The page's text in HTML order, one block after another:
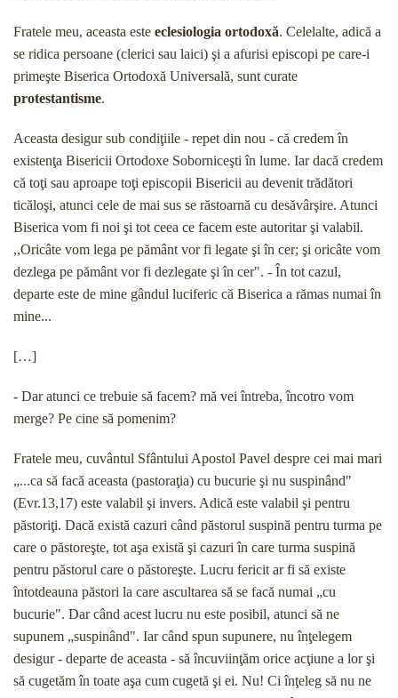
Fratele meu, aceasta este eclesiologia ortodoxă. Celelalte, adică a
se ridica persoane (clerici sau laici) şi a afurisi episcopi pe care-i
primeşte Biserica Orto­doxă Universală, sunt curate
protestantisme.
Aceasta desigur sub condiţiile - repet din nou - că credem în
existenţa Bisericii Ortodoxe Soborniceşti în lume. Iar dacă credem
că toţi sau aproape toţi epis­copii Bisericii au devenit trădători
ticăloşi, atunci cele de mai sus se răstoarnă cu desăvârşire. Atunci
Biseri­ca vom fi noi şi tot ceea ce facem este autoritar şi valabil.
,,Oricâte vom lega pe pământ vor fi legate şi în cer; şi oricâte vom
dezlega pe pământ vor fi dezlegate şi în cer". - În tot cazul,
departe este de mine gândul luciferic că Biserica a rămas numai în
mine...
[…]
- Dar atunci ce trebuie să facem? mă vei întreba, încotro vom
merge? Pe cine să pomenim?
Fratele meu, cuvântul Sfântului Apostol Pavel des­pre cei mai mari
„...ca să facă aceasta (pastoraţia) cu bucurie şi nu suspinând"
(Evr.13,17) este valabil şi invers. Adică este valabil şi pentru
păstoriţi. Dacă există cazuri când păstorul suspină pentru turma pe
care o păstoreşte, tot aşa există şi cazuri în care turma suspină
pentru păstorul care o păstoreşte. Lucru fericit ar fi să existe
întotdeauna păstori la care ascultarea să se facă nu­mai „cu
bucurie". Dar când acest lucru nu este posi­bil, atunci să ne
supunem „suspinând". Iar când spun supunere, nu înţelegem
desigur - departe de aceasta - să încuviinţăm orice acţiune a lor şi
să cugetăm în toate aşa cum cugetă şi ei. Nu! Ci înţeleg să nu ne